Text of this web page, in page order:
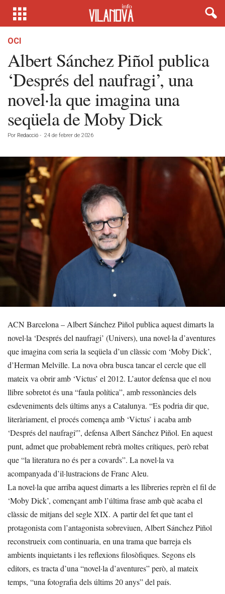
OCI
Albert Sánchez Piñol publica
‘Després del naufragi’, una
novel·la que imagina una
seqüela de Moby Dick
Por Redacció - 24 de febrer de 2026
ACN Barcelona – Albert Sánchez Piñol publica aquest dimarts la
novel·la ‘Després del naufragi’ (Univers), una novel·la d’aventures
que imagina com seria la seqüela d’un clàssic com ‘Moby Dick’,
d’Herman Melville. La nova obra busca tancar el cercle que ell
mateix va obrir amb ‘Victus’ el 2012. L’autor defensa que el nou
llibre sobretot és una “faula política”, amb ressonàncies dels
esdeveniments dels últims anys a Catalunya. “Es podria dir que,
literàriament, el procés comença amb ‘Victus’ i acaba amb
‘Després del naufragi'”, defensa Albert Sánchez Piñol. En aquest
punt, admet que probablement rebrà moltes crítiques, però rebat
que “la literatura no és per a covards”. La novel·la va
acompanyada d’il·lustracions de Franc Aleu.
La novel·la que arriba aquest dimarts a les llibreries reprèn el fil de
‘Moby Dick’, començant amb l’última frase amb què acaba el
clàssic de mitjans del segle XIX. A partir del fet que tant el
protagonista com l’antagonista sobreviuen, Albert Sánchez Piñol
reconstrueix com continuaria, en una trama que barreja els
ambients inquietants i les reflexions filosòfiques. Segons els
editors, es tracta d’una “novel·la d’aventures” però, al mateix
temps, “una fotografia dels últims 20 anys” del país.